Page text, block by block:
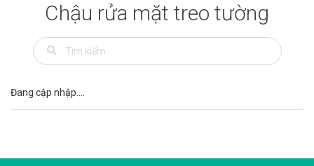
Chậu rửa mặt treo tường
Đang cập nhập....